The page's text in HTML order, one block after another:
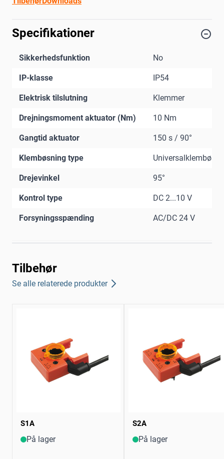
Specifikationer
Sikkerhedsfunktion No
IP-klasse IP54
Elektrisk tilslutning Klemmer
Drejningsmoment aktuator (Nm) 10 Nm
Gangtid aktuator 150 s / 90°
Klembøsning type
Drejevinkel 95°
Kontrol type DC 2...10 V
Forsyningsspænding AC/DC 24 V
Tilbehør
Se alle relaterede produkter
S1A
På lager
S2A
På lager